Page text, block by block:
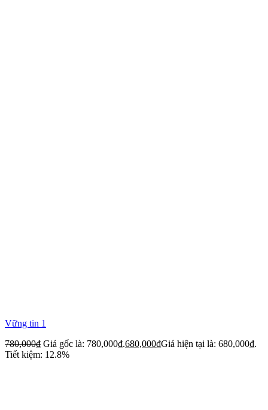
Vững tin 1
780,000₫ Giá gốc là: 780,000₫.680,000₫Giá hiện tại là: 680,000₫.
Tiết kiệm: 12.8%